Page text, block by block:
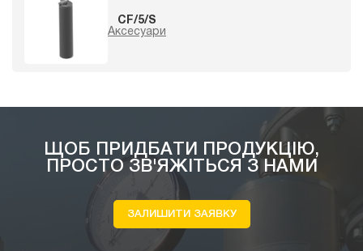
CF/5/S
Аксесуари
ЩОБ ПРИДБАТИ ПРОДУКЦІЮ,
ПРОСТО ЗВ'ЯЖІТЬСЯ З НАМИ
ЗАЛИШИТИ ЗАЯВКУ